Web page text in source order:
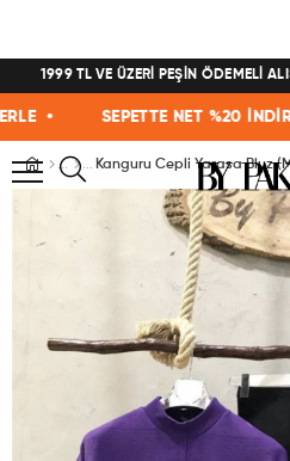
1999 TL VE ÜZERİ PEŞİN ÖDEMELİ
• SEPETTE NET %20 İNDİRİM
Kanguru Cepli Yarasa Bluz